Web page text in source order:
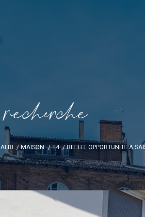
recece
ALBI MAISON T4 REELLE OPPORTUNITE A